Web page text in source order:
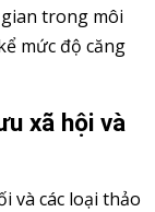
trong môi
mức độ căng
xã hội và
và các loại thảo